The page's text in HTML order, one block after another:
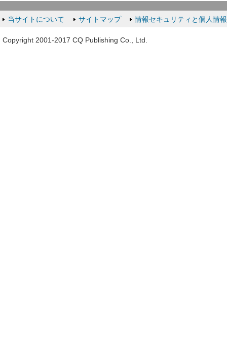
当サイトについて サイトマップ 情報セキュリティと個人情
Copyright 2001-2017 CQ Publishing Co., Ltd.